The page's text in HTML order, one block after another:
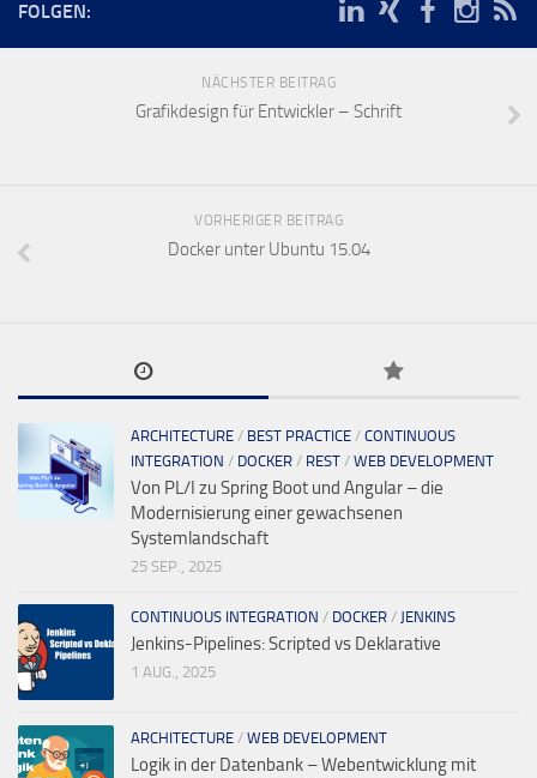
FOLGEN:
NÄCHSTER BEITRAG
Grafikdesign für Entwickler – Schrift
VORHERIGER BEITRAG
Docker unter Ubuntu 15.04
ARCHITECTURE / BEST PRACTICE / CONTINUOUS
INTEGRATION / DOCKER / REST / WEB DEVELOPMENT
Von PL/I zu Spring Boot und Angular – die
Modernisierung einer gewachsenen
Systemlandschaft
25 SEP., 2025
CONTINUOUS INTEGRATION / DOCKER / JENKINS
Jenkins-Pipelines: Scripted vs Deklarative
1 AUG., 2025
ARCHITECTURE / WEB DEVELOPMENT
Logik in der Datenbank – Webentwicklung mit